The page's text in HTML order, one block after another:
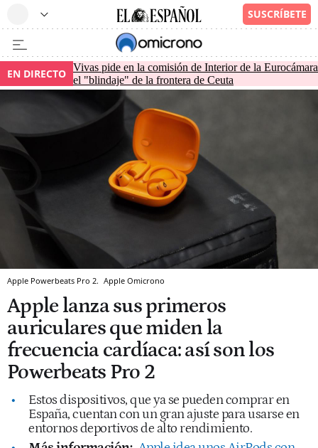
EN DIRECTO Vivas pide en la comisión de Interior de la Eurocámara
el "blindaje" de la frontera de Ceuta
Apple Powerbeats Pro 2. Apple Omicrono
Apple lanza sus primeros
auriculares que miden la
frecuencia cardíaca: así son los
Powerbeats Pro 2
Estos dispositivos, que ya se pueden comprar en
España, cuentan con un gran ajuste para usarse en
entornos deportivos de alto rendimiento.